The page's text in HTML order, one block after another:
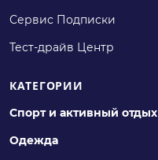
Сервис Подписки
Тест-драйв Центр
КАТЕГОРИИ
Спорт и активный отдых
Одежда